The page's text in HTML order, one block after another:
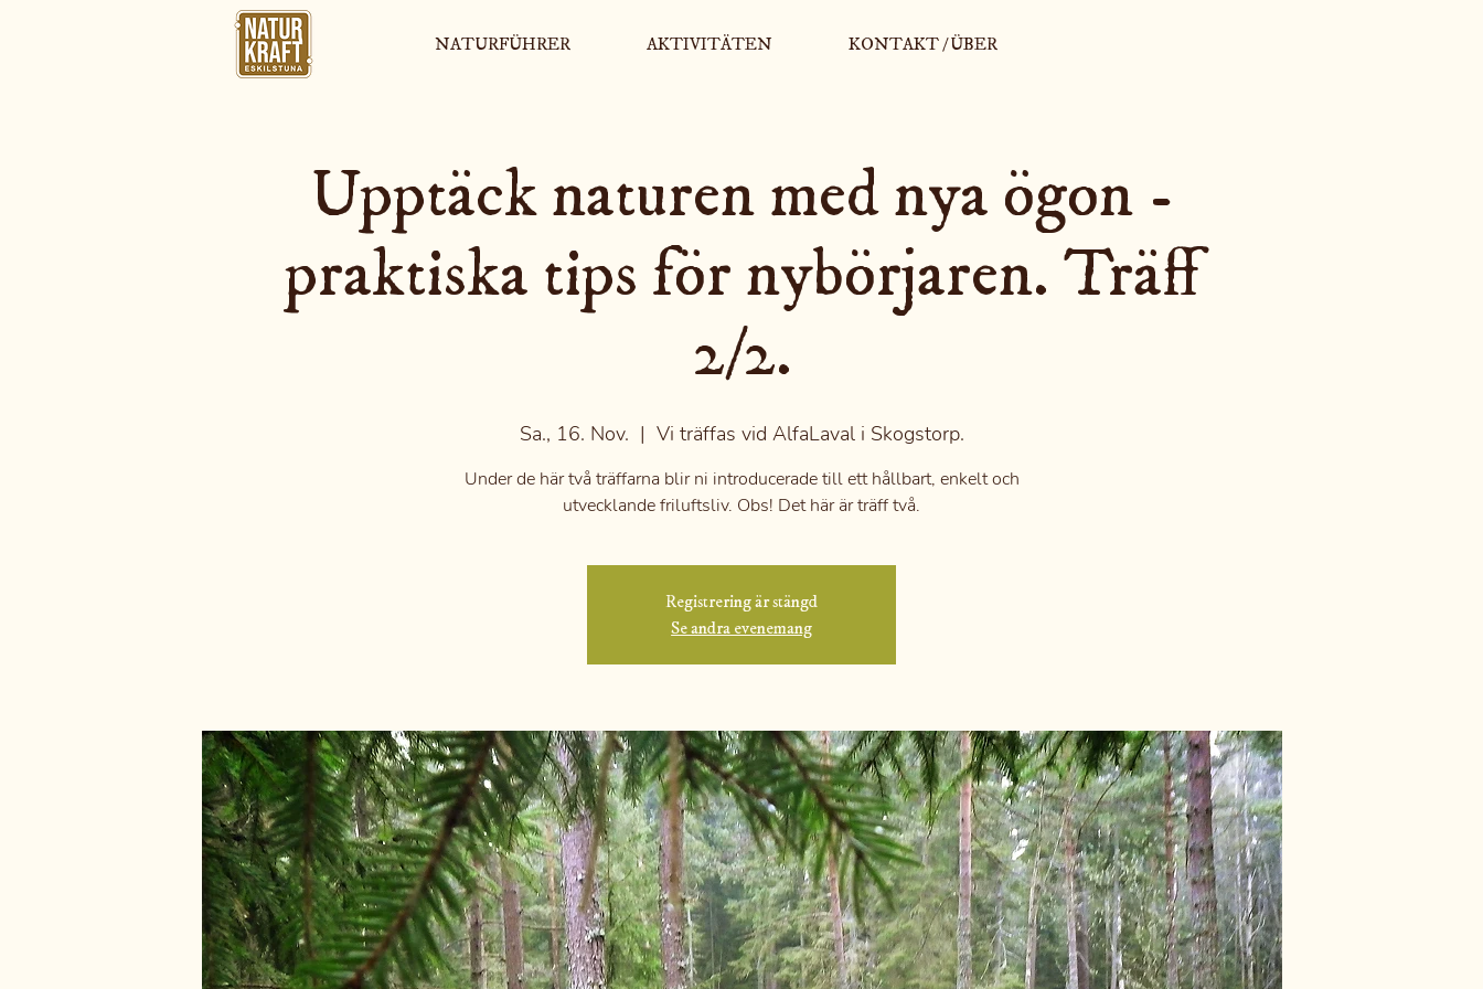
NATURFÜHRER AKTIVITÄTEN KONTAKT / ÜBER
Upptäck naturen med nya ögon -
praktiska tips för nybörjaren. Träff
2/2.
Sa., 16. Nov.
  |
Vi träffas vid AlfaLaval i Skogstorp.
Under de här två träffarna blir ni introducerade till ett hållbart, enkelt och
utvecklande friluftsliv. Obs! Det här är träff två.
Registrering är stängd
Se andra evenemang